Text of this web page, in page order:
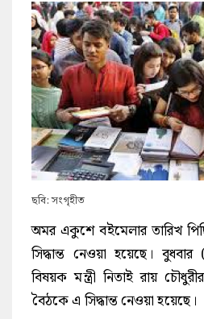
ছবি: সংগৃহীত
অমর একুশে বইমেলার তারিখ
সিদ্ধান্ত নেওয়া হয়েছে।
বিষয়ক মন্ত্রী নিতাই রায়
বৈঠকে এ সিদ্ধান্ত নেওয়া হয়েছে।